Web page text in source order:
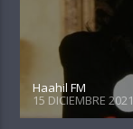
Haahil FM
15 DICIEMBRE 2021